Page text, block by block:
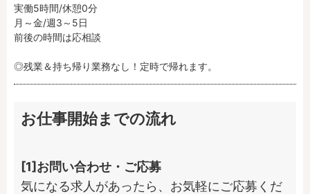
実働5時間/休憩0分
月～金/週3～5日
前後の時間は応相談
◎残業＆持ち帰り業務なし！定時で帰れます。
お仕事開始までの流れ
[1]お問い合わせ・ご応募
気になる求人があったら、お気軽にご応募くだ